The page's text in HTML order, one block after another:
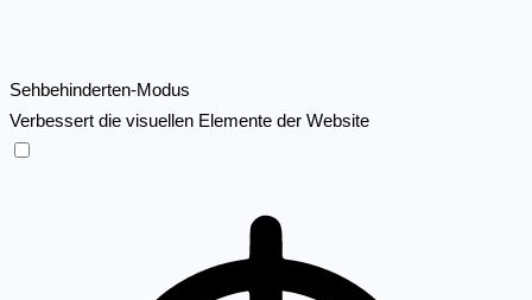
Sehbehinderten-Modus
Verbessert die visuellen Elemente der Website